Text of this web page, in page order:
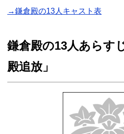
→鎌倉殿の13人キャスト表
鎌倉殿の13人あらす
殿追放」